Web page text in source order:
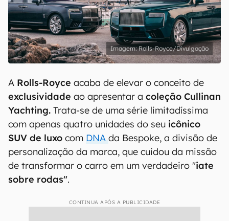
Rolls-Royce/Divulgação
A Rolls-Royce acaba de elevar o conceito de
exclusividade ao apresentar a coleção Cullinan
Yachting. Trata-se de uma série limitadíssima
com apenas quatro unidades do seu icônico
SUV de luxo com DNA da Bespoke, a divisão de
personalização da marca, que cuidou da missão
de transformar o carro em um verdadeiro "iate
sobre rodas".
CONTINUA APÓS A PUBLICIDADE